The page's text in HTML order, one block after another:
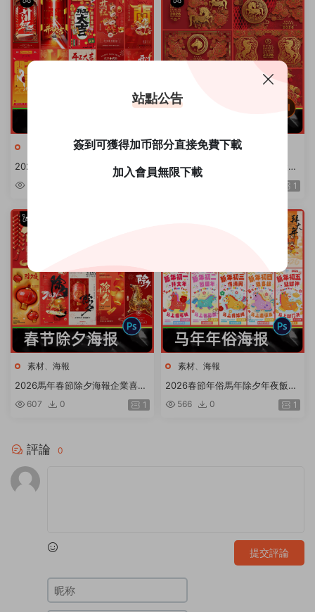
2026馬年春節正月開門紅企業紅
色喜慶活動宣傳圖海報PSD設計
素材、海報
2026馬年新春展闆傳統文化設計
镂空紅色喜慶活動宣傳圖Ai矢量1
素材、 海報
2026馬年春節除夕海報企業喜慶
紅色節日活動宣傳模闆PSD設計
607 0 1
素材、 海報
2026春節年俗馬年除夕年夜飯初
一活動宣傳圖海報模闆PSD設計
566 0 1
評論 0
提交評論
站點公告
簽到可獲得加币部分直接免費下載
加入會員無限下載